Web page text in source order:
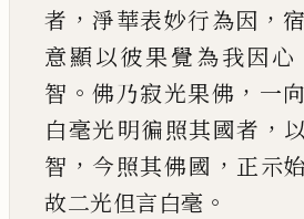
者 ， 淨華表妙行為因 ，
意顯以彼果覺為我因心
智 。 佛乃寂光果佛 ， 一
白毫光明徧照其國者 ，
智 ， 今照其佛國 ， 正示
故二光但言白毫 。